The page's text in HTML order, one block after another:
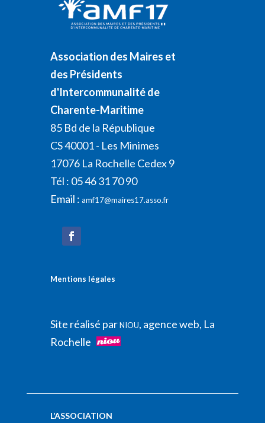
Association des Maires et
des Présidents
d'Intercommunalité de
Charente-Maritime
85 Bd de la République
CS 40001 - Les Minimes
17076 La Rochelle Cedex 9
Tél : 05 46 31 70 90
Email : amf17@maires17.asso.fr
Mentions légales
Site réalisé parNIOU, agence web, La
Rochelle
L’ASSOCIATION